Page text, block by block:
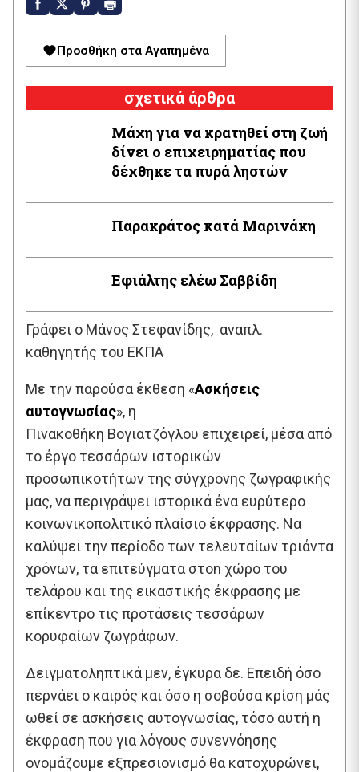
Προσθήκη στα Αγαπημένα
σχετικά άρθρα
Μάχη για να κρατηθεί στη ζωή
δίνει ο επιχειρηματίας που
δέχθηκε τα πυρά ληστών
Παρακράτος κατά Μαρινάκη
Εφιάλτης ελέω Σαββίδη
Γράφει ο Μάνος Στεφανίδης, αναπλ.
καθηγητής του ΕΚΠΑ
Με την παρούσα έκθεση «Ασκήσεις
αυτογνωσίας», η
Πινακοθήκη Βογιατζόγλου επιχειρεί, μέσα από
το έργο τεσσάρων ιστορικών
προσωπικοτήτων της σύγχρονης ζωγραφικής
μας, να περιγράψει ιστορικά ένα ευρύτερο
κοινωνικοπολιτικό πλαίσιο έκφρασης. Να
καλύψει την περίοδο των τελευταίων τριάντα
χρόνων, τα επιτεύγματα στοn χώρο του
τελάρου και της εικαστικής έκφρασης με
επίκεντρο τις προτάσεις τεσσάρων
κορυφαίων ζωγράφων.
Δειγματοληπτικά μεν, έγκυρα δε. Επειδή όσο
περνάει ο καιρός και όσο η σοβούσα κρίση μάς
ωθεί σε ασκήσεις αυτογνωσίας, τόσο αυτή η
έκφραση που για λόγους συνεννόησης
ονομάζουμε εξπρεσιονισμό θα κατοχυρώνει,